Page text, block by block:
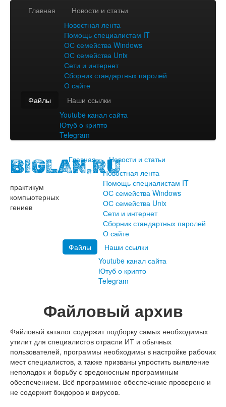
Главная
Новости и статьи
Новостная лента
Помощь специалистам IT
ОС семейства Windows
ОС семейства Unix
Сети и интернет
Сборник стандартных паролей
О сайте
Файлы
Наши ссылки
Youtube канал сайта
Ютуб о крипто
Telegram
BIGLAN.RU
практикум
компьютерных
гениев
Главная
Новости и статьи
Новостная лента
Помощь специалистам IT
ОС семейства Windows
ОС семейства Unix
Сети и интернет
Сборник стандартных паролей
О сайте
Файлы
Наши ссылки
Youtube канал сайта
Ютуб о крипто
Telegram
Файловый архив
Файловый каталог содержит подборку самых необходимых
утилит для специалистов отрасли ИТ и обычных
пользователей, программы необходимы в настройке рабочих
мест специалистов, а также призваны упростить выявление
неполадок и борьбу с вредоносным программным
обеспечением. Всё программное обеспечение проверено и
не содержит бэкдоров и вирусов.